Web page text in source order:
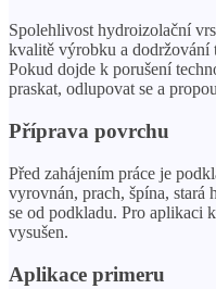
Spolehlivost hydroizolační
kvalitě výrobku a dodržování
Pokud dojde k porušení
praskat, odlupovat se a
Příprava povrchu
Před zahájením práce je
vyrovnán, prach, špína, stará
se od podkladu. Pro aplikaci
vysušen.
Aplikace primeru